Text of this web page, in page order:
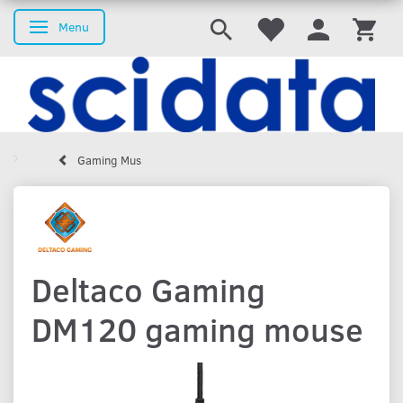
Skifte navigation
Menu
Gaming Mus
Deltaco Gaming
DM120 gaming mouse